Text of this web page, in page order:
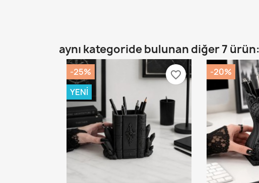
aynı kategoride bulunan diğer 7 ürün:
-25%
YENI
favorite_border -20%